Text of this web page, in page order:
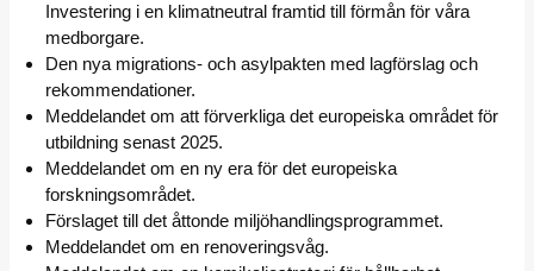
Investering i en klimatneutral framtid till förmån för våra
medborgare.
Den nya migrations- och asylpakten med lagförslag och
rekommendationer.
Meddelandet om att förverkliga det europeiska området för
utbildning senast 2025.
Meddelandet om en ny era för det europeiska
forskningsområdet.
Förslaget till det åttonde miljöhandlingsprogrammet.
Meddelandet om en renoveringsvåg.